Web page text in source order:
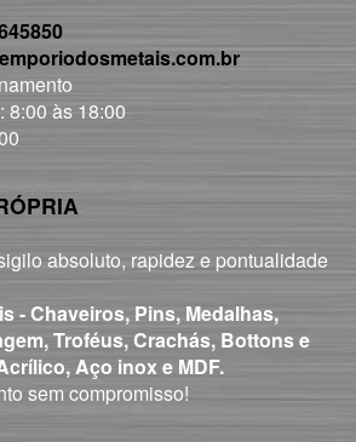
8:00 às 18:00
absoluto, rapidez e pontualidade
- Chaveiros, Pins, Medalhas,
Troféus, Crachás, Bottons e
Aço inox e MDF.
sem compromisso!